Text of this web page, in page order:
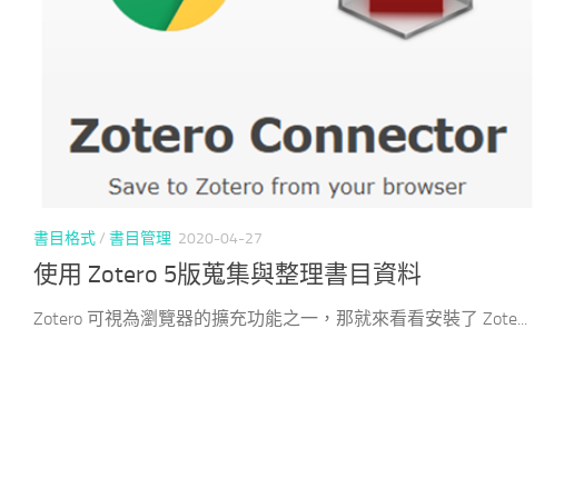
書目格式/ 書目管理 2020-04-27
使用 Zotero 5版蒐集與整理書目資料
Zotero 可視為瀏覽器的擴充功能之一，那就來看看安裝了 Zote...